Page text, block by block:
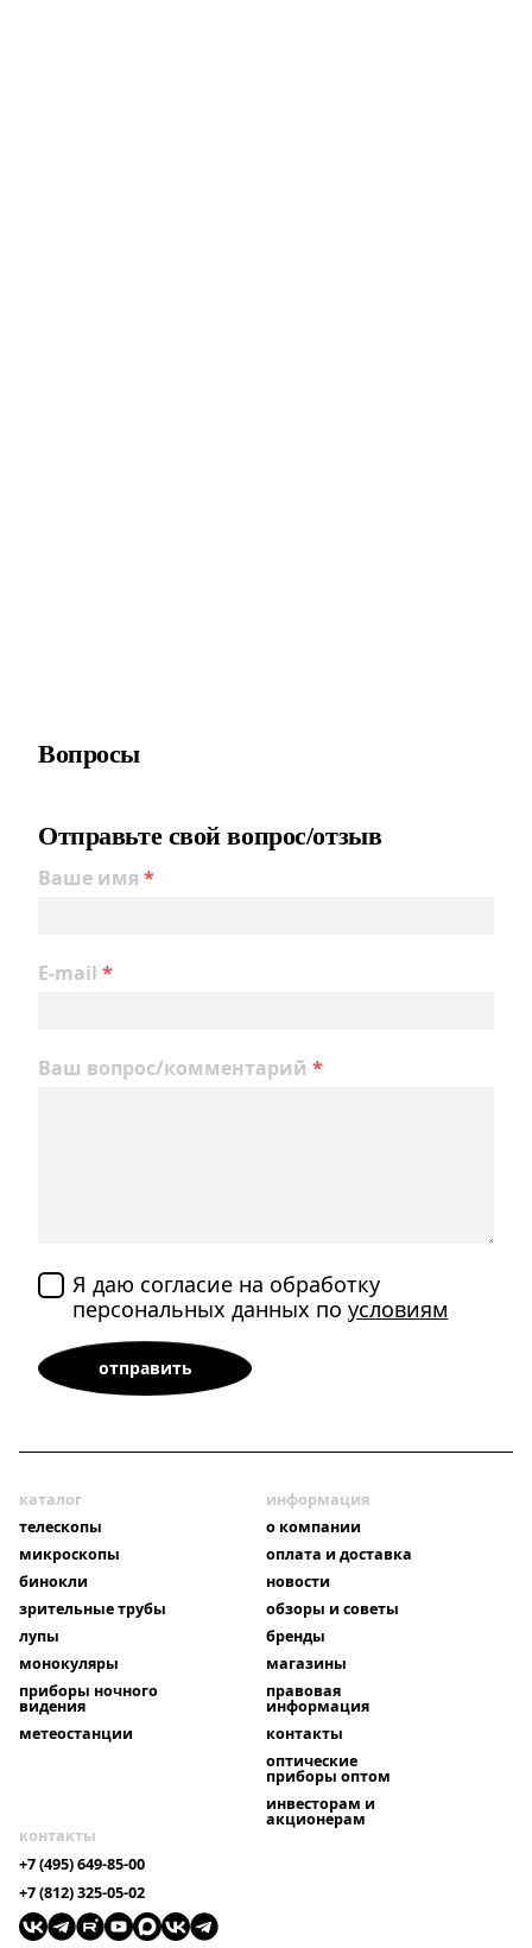
Вопросы
Отправьте свой вопрос/отзыв
Ваше имя *
E-mail *
Ваш вопрос/комментарий *
Я даю согласие на обработку
персональных данных поусловиям
каталог
телескопы
микроскопы
бинокли
зрительные трубы
лупы
монокуляры
приборы ночного
видения
метеостанции
информация
о компании
оплата и доставка
новости
обзоры и советы
бренды
магазины
правовая
информация
контакты
оптические
приборы оптом
инвесторам и
акционерам
контакты
+7 (495) 649-85-00
+7 (812) 325-05-02